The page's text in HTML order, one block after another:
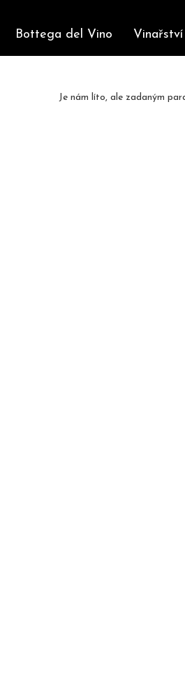
Bottega del Vino Vinařství
Je nám líto, ale zadaným